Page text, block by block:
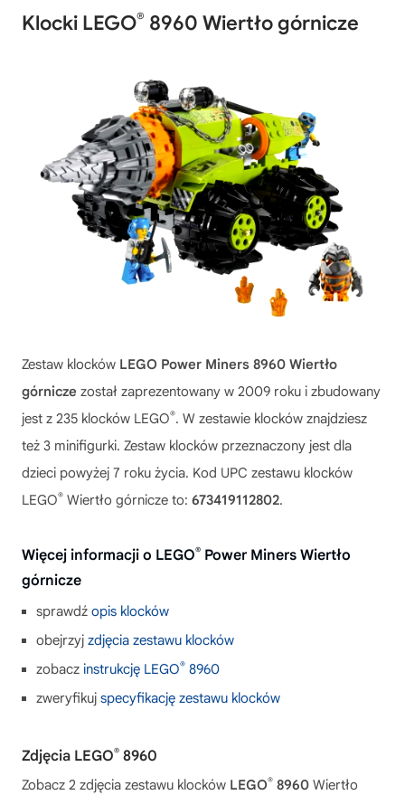
Klocki LEGO® 8960 Wiertło górnicze
Zestaw klocków LEGO Power Miners 8960 Wiertło
górnicze został zaprezentowany w 2009 roku i zbudowany
jest z 235 klocków LEGO®. W zestawie klocków znajdziesz
też 3 minifigurki. Zestaw klocków przeznaczony jest dla
dzieci powyżej 7 roku życia. Kod UPC zestawu klocków
LEGO® Wiertło górnicze to: 673419112802.
Więcej informacji o LEGO® Power Miners Wiertło
górnicze
sprawdź opis klocków
obejrzyj zdjęcia zestawu klocków
zobacz instrukcję LEGO® 8960
zweryfikuj specyfikację zestawu klocków
Zdjęcia LEGO® 8960
Zobacz 2 zdjęcia zestawu klocków LEGO® 8960 Wiertło